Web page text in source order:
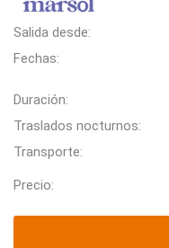
Salida desde:
Fechas:
Duración:
Traslados nocturnos:
Transporte:
Precio: